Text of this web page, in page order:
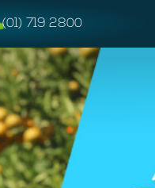
(01) 719 2800